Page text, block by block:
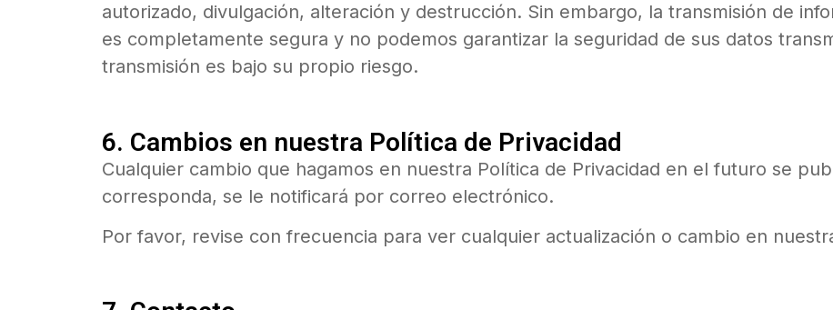
autorizado, divulgación, alteración y destrucción. Sin embargo, la transmisión de
es completamente segura y no podemos garantizar la seguridad de sus datos
transmisión es bajo su propio riesgo.
6. Cambios en nuestra Política de Privacidad
Cualquier cambio que hagamos en nuestra Política de Privacidad en el futuro se
corresponda, se le notificará por correo electrónico.
Por favor, revise con frecuencia para ver cualquier actualización o cambio en